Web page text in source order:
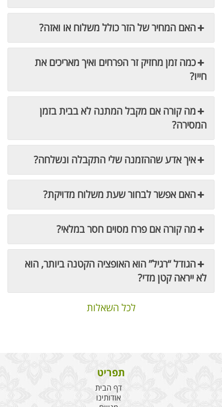
האם המחיר של הזר כולל משלוח או ואזה?
כמה זמן מחזיק זר הפרחים ואיך מאריכים את
חייו?
מה קורה אם מקבל המתנה לא בבית בזמן
המסירה?
איך אדע שההזמנה שלי התקבלה ונשלחה?
האם אפשר לבחור שעת משלוח מדויקת?
מה קורה אם פרח מסוים חסר במלאי?
הגודל “רגיל” הוא האופציה הקטנה ביותר, הוא
לא ייראה קטן מדי?
לכל השאלות
תפריט
דף הבית
אודותינו